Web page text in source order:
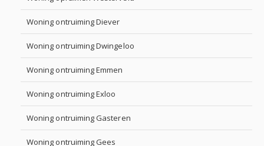
Woning ontruiming Diever
Woning ontruiming Dwingeloo
Woning ontruiming Emmen
Woning ontruiming Exloo
Woning ontruiming Gasteren
Woning ontruiming Gees